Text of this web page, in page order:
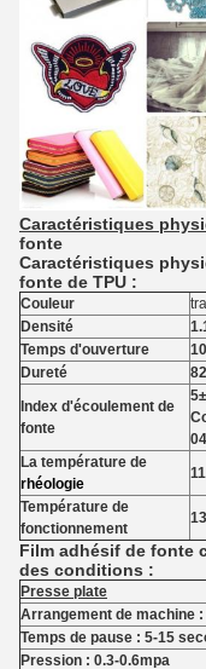
Caractéristiques
fonte
Caractéristiques
fonte de TPU :
Couleur
Densité
Temps d'ouverture
Dureté
Index d'écoulement de
fonte
04
La température de
rhéologie
Température de
fonctionnement
Film adhésif de fonte
des conditions :
Presse plate
Arrangement de machine
Temps de pause : 5-15
Pression : 0.3-0.6mpa